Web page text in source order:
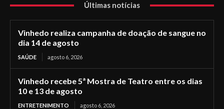
Últimas notícias
Vinhedo realiza campanha de doação de sangue no
dia 14 de agosto
SAÚDE agosto 6, 2026
Vinhedo recebe 5ª Mostra de Teatro entre os dias
10 e 13 de agosto
ENTRETENIMENTO agosto 6, 2026